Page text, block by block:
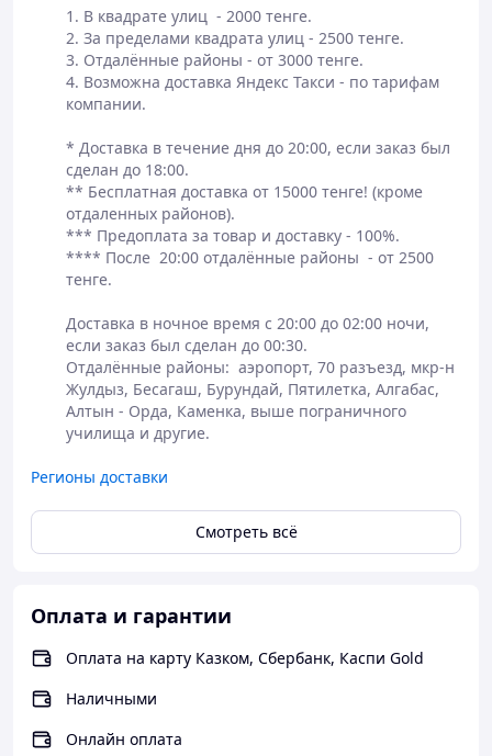
1. В квадрате улиц  - 2000 тенге.
2. За пределами квадрата улиц - 2500 тенге.
3. Отдалённые районы - от 3000 тенге.
4. Возможна доставка Яндекс Такси - по тарифам
компании.
​* Доставка в течение дня до 20:00, если заказ был
сделан до 18:00.
** Бесплатная доставка от 15000 тенге! (кроме
отдаленных районов).
*** Предоплата за товар и доставку - 100%.
**** После  20:00 отдалённые районы  - от 2500
тенге.
Доставка в ночное время с 20:00 до 02:00 ночи,
если заказ был сделан до 00:30.
Отдалённые районы:  аэропорт, 70 разъезд, мкр-н
Жулдыз, Бесагаш, Бурундай, Пятилетка, Алгабас,
Алтын - Орда, Каменка, выше пограничного
училища и другие.
Регионы доставки
Смотреть всё
Оплата и гарантии
Оплата на карту Казком, Сбербанк, Каспи Gold
Наличными
Онлайн оплата